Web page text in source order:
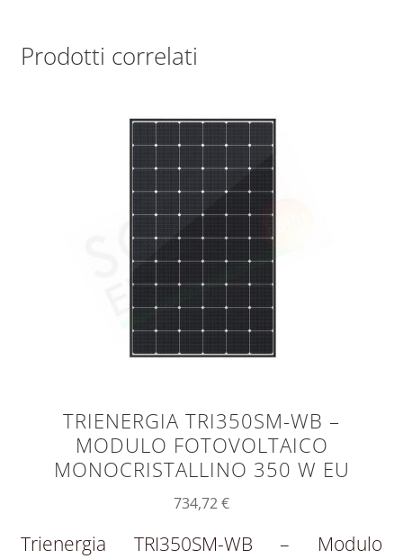
Prodotti correlati
TRIENERGIA TRI350SM-WB –
MODULO FOTOVOLTAICO
MONOCRISTALLINO 350 W EU
734,72€
Trienergia TRI350SM-WB – Modulo